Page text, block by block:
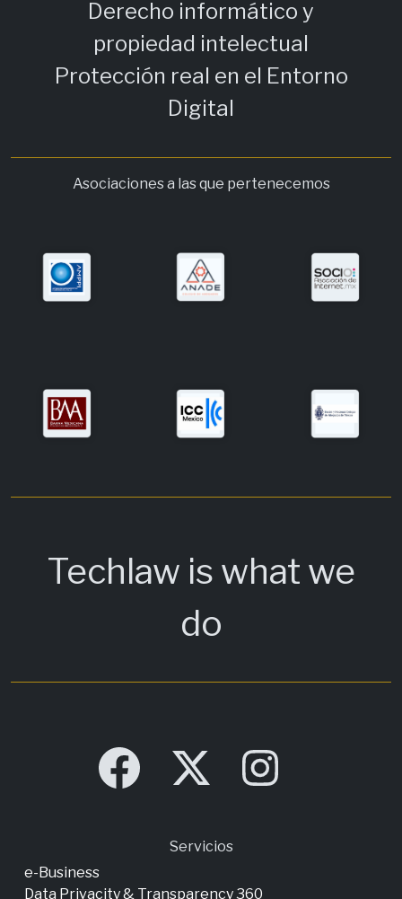
Derecho informático y
propiedad intelectual
Protección real en el Entorno
Digital
Asociaciones a las que pertenecemos
Techlaw is what we
do
Servicios
e-Business
Data Privacity & Transparency 360